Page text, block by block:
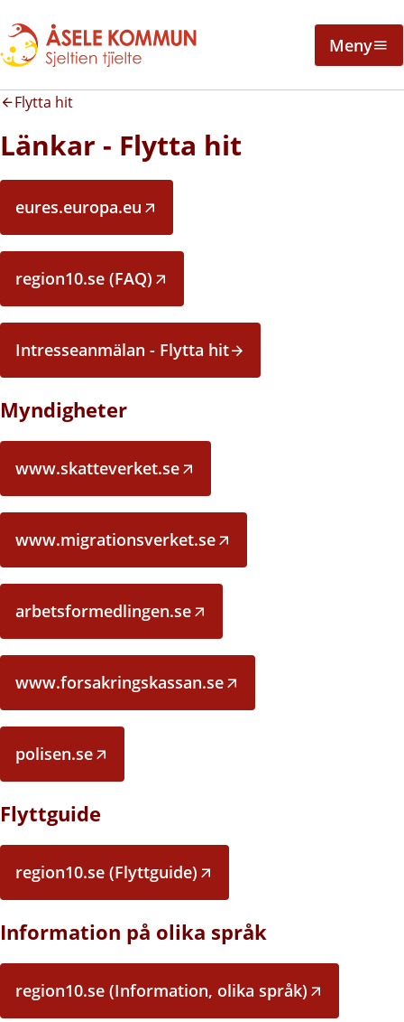
Meny
Flytta hit
Länkar - Flytta hit
eures.europa.eu
region10.se (FAQ)
Intresseanmälan - Flytta hit
Myndigheter
www.skatteverket.se
www.migrationsverket.se
arbetsformedlingen.se
www.forsakringskassan.se
polisen.se
Flyttguide
region10.se (Flyttguide)
Information på olika språk
region10.se (Information, olika språk)